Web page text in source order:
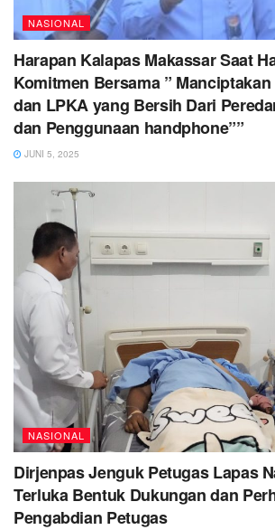
NASIONAL
Harapan Kalapas Makassar Saat
Komitmen Bersama ”
dan LPKA yang Bersih Dari
dan Penggunaan handphone””
JUNI 5, 2025
NASIONAL
Dirjenpas Jenguk Petugas Lapas
Terluka Bentuk Dukungan dan
Pengabdian Petugas